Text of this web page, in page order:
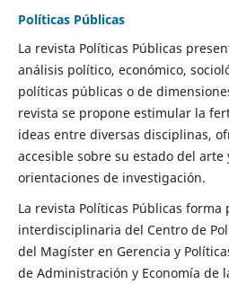
Políticas Públicas
La revista Políticas Públicas
análisis político, económico,
políticas públicas o de
revista se propone estimular la
ideas entre diversas disciplinas,
accesible sobre su estado del arte
orientaciones de investigación.
La revista Políticas Públicas
interdisciplinaria del Centro de
del Magíster en Gerencia y
de Administración y Economía de